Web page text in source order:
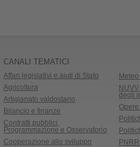
CANALI TEMATICI
Affari legislativi e aiuti di Stato
Agricoltura
Artigianato valdostano
Bilancio e finanze
Contratti pubblici,
Programmazione e Osservatorio
Cooperazione allo sviluppo
degli
PNRR